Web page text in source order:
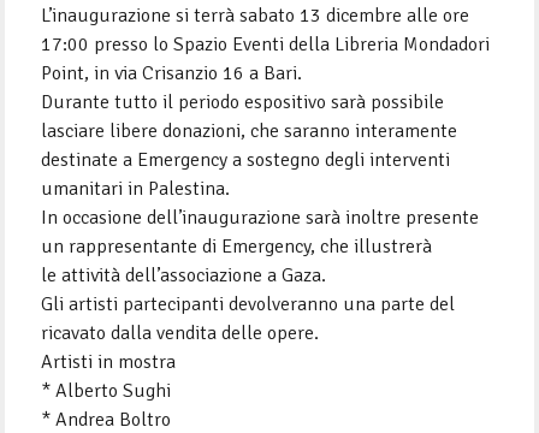
L’inaugurazione si terrà sabato 13 dicembre alle ore
17:00 presso lo Spazio Eventi della Libreria Mondadori
Point, in via Crisanzio 16 a Bari.
Durante tutto il periodo espositivo sarà possibile
lasciare libere donazioni, che saranno interamente
destinate a Emergency a sostegno degli interventi
umanitari in Palestina.
In occasione dell’inaugurazione sarà inoltre presente
un rappresentante di Emergency, che illustrerà
le attività dell’associazione a Gaza.
Gli artisti partecipanti devolveranno una parte del
ricavato dalla vendita delle opere.
Artisti in mostra
* Alberto Sughi
* Andrea Boltro